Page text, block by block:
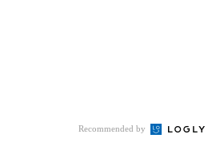
Recommended by